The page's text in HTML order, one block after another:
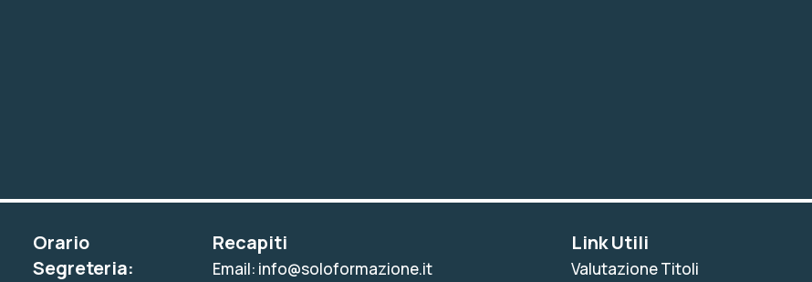
Orario
Segreteria:
Recapiti
Email: info@soloformazione.it
Link Utili
Valutazione Titoli